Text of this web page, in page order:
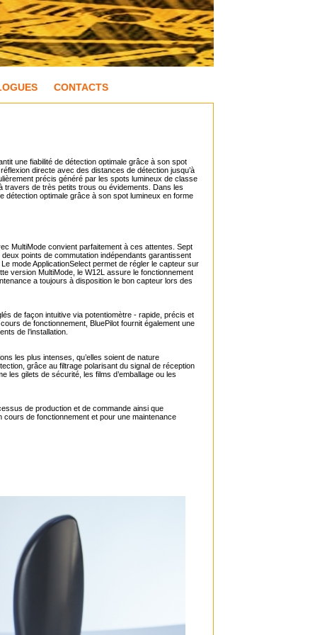
CONTACTS
une fiabilité de détection optimale grâce à son spot
directe avec des distances de détection jusqu’à
précis généré par les spots lumineux de classe
travers de très petits trous ou évidements. Dans les
détection optimale grâce à son spot lumineux en forme
MultiMode convient parfaitement à ces attentes. Sept
points de commutation indépendants garantissent
mode ApplicationSelect permet de régler le capteur sur
version MultiMode, le W12L assure le fonctionnement
a toujours à disposition le bon capteur lors des
de façon intuitive via potentiomètre - rapide, précis et
de fonctionnement, BluePilot fournit également une
de l’installation.
les plus intenses, qu’elles soient de nature
grâce au filtrage polarisant du signal de réception
les gilets de sécurité, les films d’emballage ou les
de production et de commande ainsi que
cours de fonctionnement et pour une maintenance